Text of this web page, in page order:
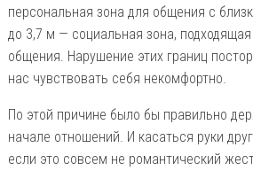
персональная зона для общения с
до 3,7 м — социальная зона,
общения. Нарушение этих границ
нас чувствовать себя некомфортно.
По этой причине было бы правильно
начале отношений. И касаться руки
если это совсем не романтический